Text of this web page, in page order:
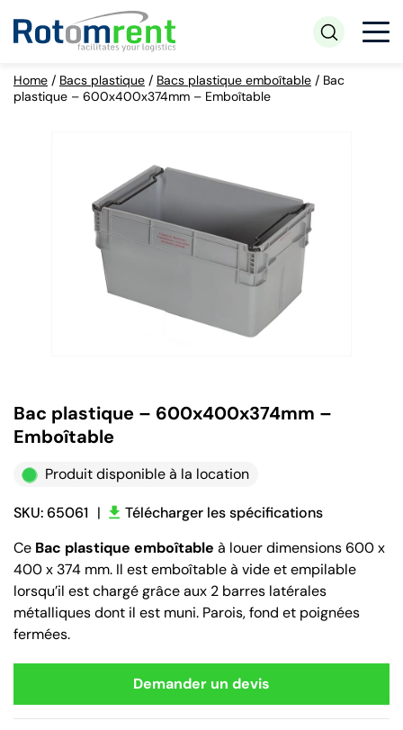
Home / Bacs plastique / Bacs plastique emboîtable / Bac
plastique – 600x400x374mm – Emboîtable
Bac plastique – 600x400x374mm –
Emboîtable
Produit disponible à la location
SKU: 65061 |
Télécharger les spécifications
Ce Bac plastique emboîtable à louer dimensions 600 x
400 x 374 mm. Il est emboîtable à vide et empilable
lorsqu’il est chargé grâce aux 2 barres latérales
métalliques dont il est muni. Parois, fond et poignées
fermées.
Demander un devis